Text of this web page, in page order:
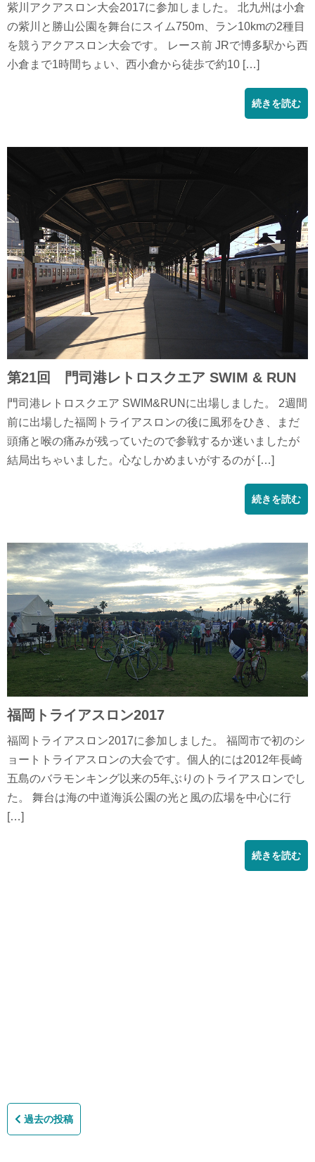
紫川アクアスロン大会2017に参加しました。 北九州は小倉
の紫川と勝山公園を舞台にスイム750m、ラン10kmの2種目
を競うアクアスロン大会です。 レース前 JRで博多駅から西
小倉まで1時間ちょい、西小倉から徒歩で約10 […]
続きを読む
第21回 門司港レトロスクエア SWIM & RUN
門司港レトロスクエア SWIM&RUNに出場しました。 2週間
前に出場した福岡トライアスロンの後に風邪をひき、まだ
頭痛と喉の痛みが残っていたので参戦するか迷いましたが
結局出ちゃいました。心なしかめまいがするのが […]
続きを読む
福岡トライアスロン2017
福岡トライアスロン2017に参加しました。 福岡市で初のシ
ョートトライアスロンの大会です。個人的には2012年長崎
五島のバラモンキング以来の5年ぶりのトライアスロンでし
た。 舞台は海の中道海浜公園の光と風の広場を中心に行
[…]
続きを読む
投
ナ
ビ
過去の投稿